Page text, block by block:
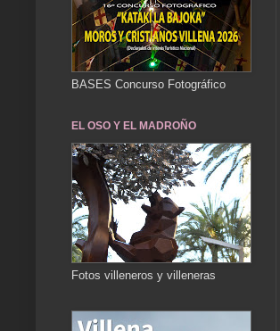
BASES Concurso Fotográfico
EL OSO Y EL MADROÑO
Fotos villeneros y villeneras